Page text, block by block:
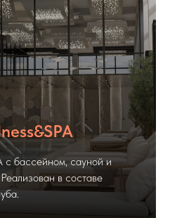
c бассейном, сауной и
в составе